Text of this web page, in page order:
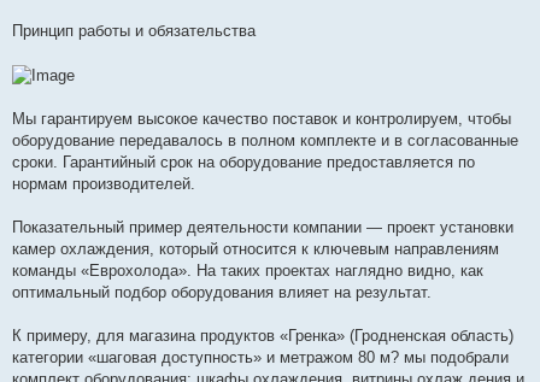
Принцип работы и обязательства
Мы гарантируем высокое качество поставок и контролируем, чтобы
оборудование передавалось в полном комплекте и в согласованные
сроки. Гарантийный срок на оборудование предоставляется по
нормам производителей.
Показательный пример деятельности компании — проект установки
камер охлаждения, который относится к ключевым направлениям
команды «Еврохолода». На таких проектах наглядно видно, как
оптимальный подбор оборудования влияет на результат.
К примеру, для магазина продуктов «Гренка» (Гродненская область)
категории «шаговая доступность» и метражом 80 м? мы подобрали